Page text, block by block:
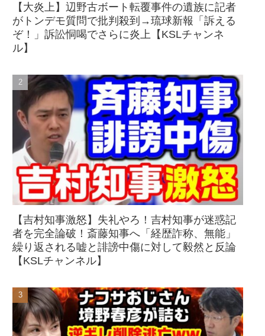
【大炎上】辺野古ボート転覆事件の遺族に記者
がトンデモ質問で批判殺到→琉球新報「訴える
ぞ！」訴訟恫喝でさらに炎上【KSLチャンネ
ル】
【吉村知事激怒】失礼やろ！吉村知事が迷惑記
者を完全論破！斎藤知事へ「経歴詐称、無能」
繰り返される嘘と誹謗中傷に対して毅然と反論
【KSLチャンネル】